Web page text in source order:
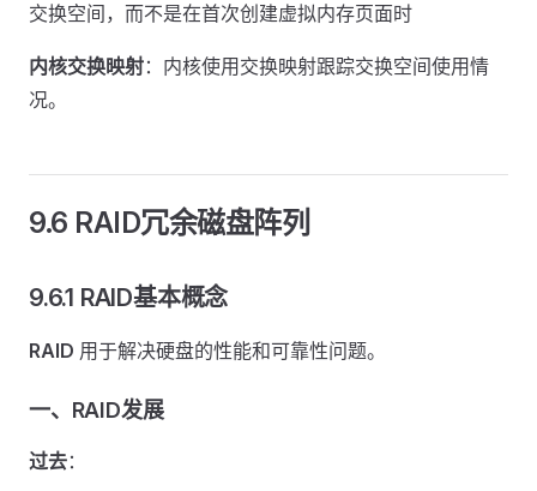
交换空间，而不是在首次创建虚拟内存页面时
内核交换映射：内核使用交换映射跟踪交换空间使用情
况。
9.6 RAID冗余磁盘阵列
9.6.1 RAID基本概念
RAID 用于解决硬盘的性能和可靠性问题。
一、RAID发展
过去：